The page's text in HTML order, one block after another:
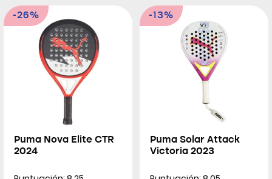
-26%
Puma Nova Elite CTR
2024
-13%
Puma Solar Attack
Victoria 2023